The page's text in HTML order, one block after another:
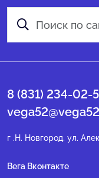
8 (831) 234-02-
г .Н. Новгород, ул.
Вега Вконтакте